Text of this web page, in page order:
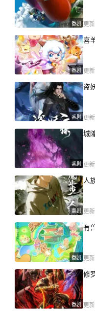
番剧 更
番剧
喜
更
番剧
盗
更
番剧
城
更
番剧
人
更
番剧
有
更
番剧
修
更